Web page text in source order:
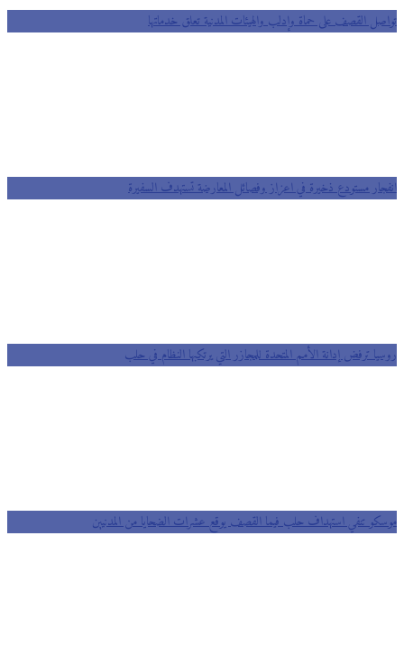
تواصل القصف على حماة وإدلب والهيئات المدنية تعلق خدماتها
انفجار مستودع ذخيرة في اعزاز وفصائل المعارضة تستهدف السفيرة
روسيا ترفض إدانة الأمم المتحدة للمجازر التي يرتكبها النظام في حلب
موسكو تنفي استهداف حلب فيما القصف يوقع عشرات الضحايا من المدنيين